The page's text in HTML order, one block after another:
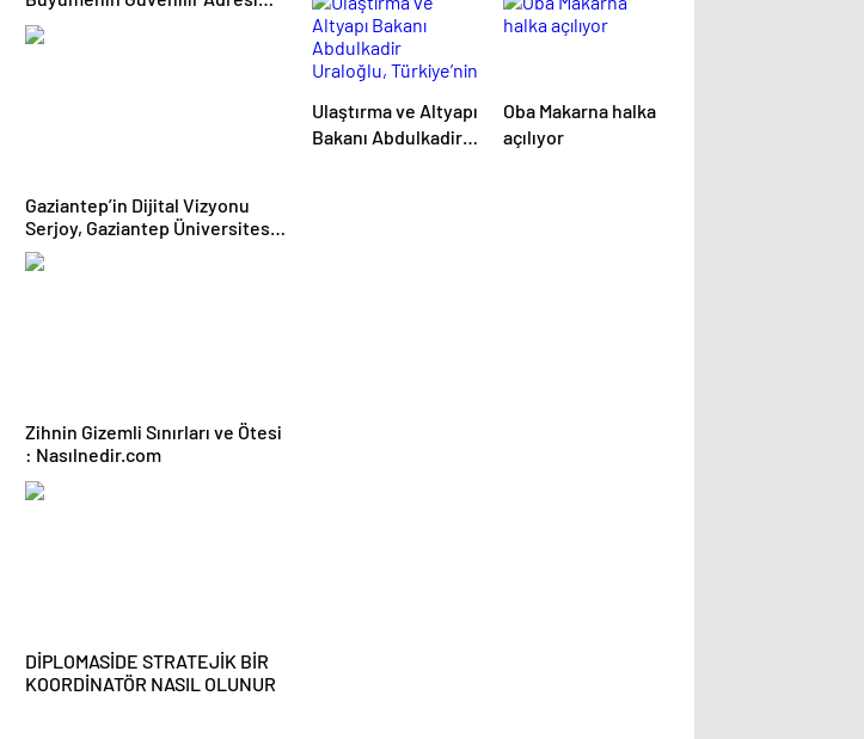
Olarak Öne Çıkıyor
Gaziantep’in Dijital Vizyonu
Serjoy, Gaziantep Üniversitesi
Teknopark’tan Dünyaya Açılıyor
Zihnin Gizemli Sınırları ve Ötesi
: Nasılnedir.com
DİPLOMASİDE STRATEJİK BİR
KOORDİNATÖR NASIL OLUNUR
Ulaştırma ve Altyapı
Bakanı Abdulkadir
Oba Makarna halka
açılıyor